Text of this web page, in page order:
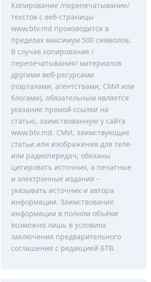
Копирование /перепечатывание/
текстов с веб-страницы
www.btv.md производится в
пределах максимум 500 символов.
В случае копирования /
перепечатывания/ материалов
другими веб-ресурсами
(порталами, агентствами, СМИ или
блогами), обязательным является
указание прямой ссылки на
статью, заимствованную у сайта
www.btv.md. СМИ, заимствующие
статьи или изображения для теле-
или радиопередач, обязаны
цитировать источник, а печатные
и электронные издания –
указывать источник и автора
информации. Заимствование
информации в полном объёме
возможно лишь в условиях
заключения предварительного
соглашения с редакцией БТВ.